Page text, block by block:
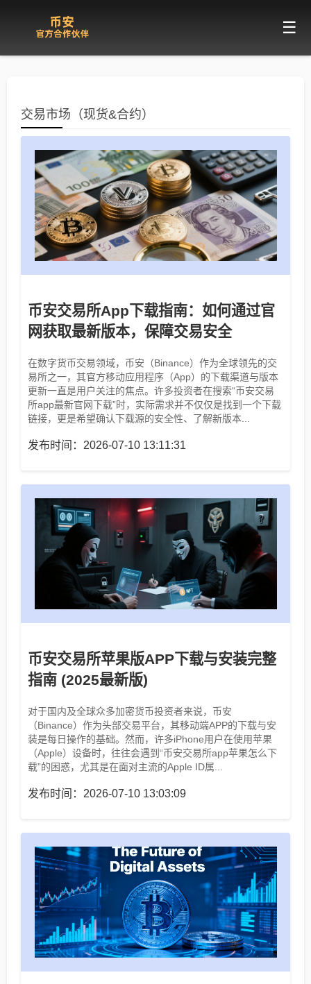
☰
交易市场（现货&合约）
币安交易所App下载指南：如何通过官
网获取最新版本，保障交易安全
在数字货币交易领域，币安（Binance）作为全球领先的交
易所之一，其官方移动应用程序（App）的下载渠道与版本
更新一直是用户关注的焦点。许多投资者在搜索“币安交易
所app最新官网下载”时，实际需求并不仅仅是找到一个下载
链接，更是希望确认下载源的安全性、了解新版本...
发布时间：2026-07-10 13:11:31
币安交易所苹果版APP下载与安装完整
指南 (2025最新版)
对于国内及全球众多加密货币投资者来说，币安
（Binance）作为头部交易平台，其移动端APP的下载与安
装是每日操作的基础。然而，许多iPhone用户在使用苹果
（Apple）设备时，往往会遇到“币安交易所app苹果怎么下
载”的困惑，尤其是在面对主流的Apple ID属...
发布时间：2026-07-10 13:03:09